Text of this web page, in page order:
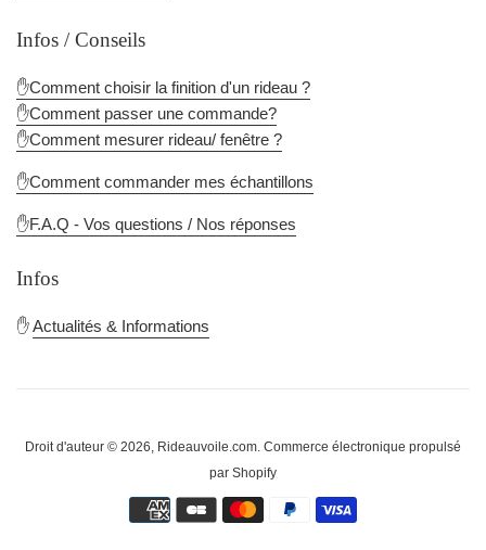
Infos / Conseils
✋Comment choisir la finition d'un rideau ?
✋Comment passer une commande?
✋Comment mesurer rideau/ fenêtre ?
✋Comment commander mes échantillons
✋F.A.Q - Vos questions / Nos réponses
Infos
✋Actualités & Informations
Droit d'auteur © 2026, Rideauvoile.com. Commerce électronique propulsé
par Shopify
Méthodes